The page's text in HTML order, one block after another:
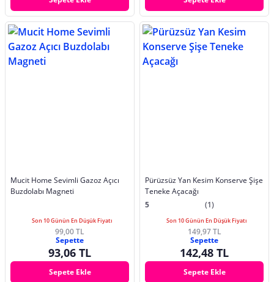
Mucit Home Sevimli Gazoz Açıcı
Buzdolabı Magneti
Son 10 Günün En Düşük Fiyatı
99,00 TL
Sepette
93,06 TL
Sepete Ekle
Pürüzsüz Yan Kesim Konserve Şişe
Teneke Açacağı
5
(1)
Son 10 Günün En Düşük Fiyatı
149,97 TL
Sepette
142,48 TL
Sepete Ekle